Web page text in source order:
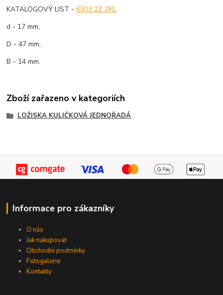
KATALOGOVÝ LIST -6303 2Z ZKL
d - 17 mm,
D - 47 mm,
B - 14 mm.
Zboží zařazeno v kategoriích
LOŽISKA KULIČKOVÁ JEDNOŘADÁ
Informace pro zákazníky
O nás
Jak nakupovat
Obchodní podmínky
Fotogalerie
Kontakty